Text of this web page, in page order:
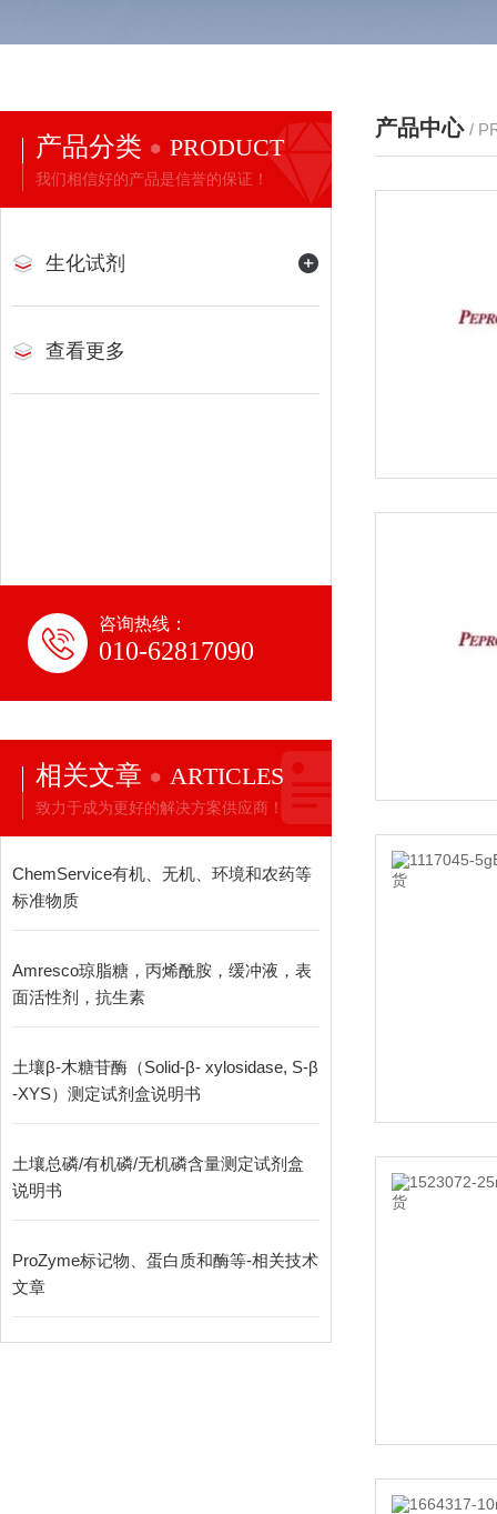
产品分类 PRODUCT
我们相信好的产品是信誉的保证！
生化试剂
查看更多
咨询热线：
010-62817090
相关文章 ARTICLES
致力于成为更好的解决方案供应商！
ChemService有机、无机、环境和农药等
标准物质
Amresco琼脂糖，丙烯酰胺，缓冲液，表
面活性剂，抗生素
土壤β-木糖苷酶（Solid-β- xylosidase, S-β
-XYS）测定试剂盒说明书
土壤总磷/有机磷/无机磷含量测定试剂盒
说明书
ProZyme标记物、蛋白质和酶等-相关技术
文章
产品中心 /